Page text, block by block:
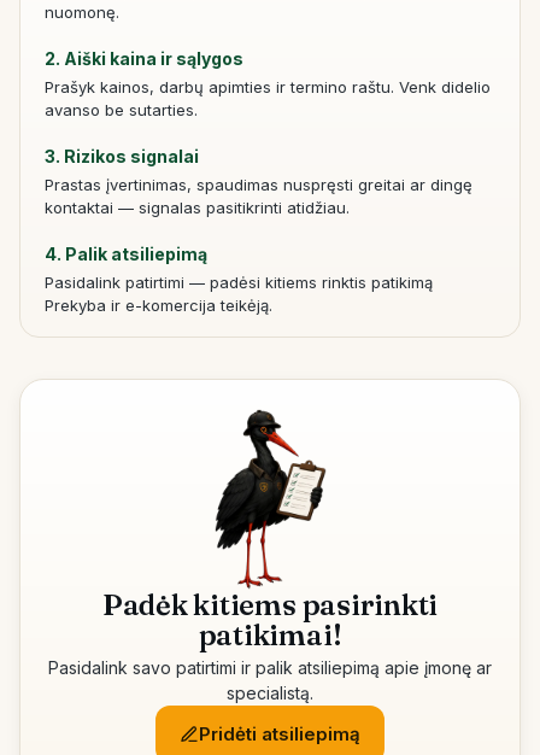
nuomonę.
2. Aiški kaina ir sąlygos
Prašyk kainos, darbų apimties ir termino raštu. Venk didelio
avanso be sutarties.
3. Rizikos signalai
Prastas įvertinimas, spaudimas nuspręsti greitai ar dingę
kontaktai — signalas pasitikrinti atidžiau.
4. Palik atsiliepimą
Pasidalink patirtimi — padėsi kitiems rinktis patikimą
Prekyba ir e-komercija teikėją.
Padėk kitiems pasirinkti
patikimai!
Pasidalink savo patirtimi ir palik atsiliepimą apie įmonę ar
specialistą.
Pridėti atsiliepimą